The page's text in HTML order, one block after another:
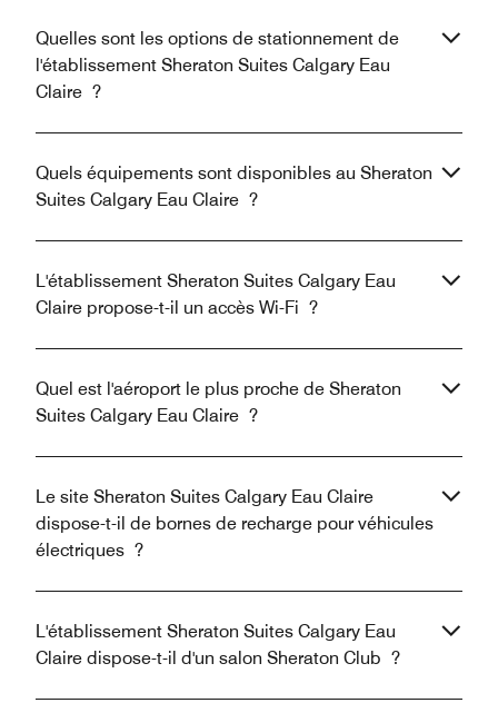
Quelles sont les options de stationnement de
l'établissement Sheraton Suites Calgary Eau
Claire ?
Quels équipements sont disponibles au Sheraton
Suites Calgary Eau Claire ?
L'établissement Sheraton Suites Calgary Eau
Claire propose-t-il un accès Wi-Fi ?
Quel est l'aéroport le plus proche de Sheraton
Suites Calgary Eau Claire ?
Le site Sheraton Suites Calgary Eau Claire
dispose-t-il de bornes de recharge pour véhicules
électriques ?
L'établissement Sheraton Suites Calgary Eau
Claire dispose-t-il d'un salon Sheraton Club ?